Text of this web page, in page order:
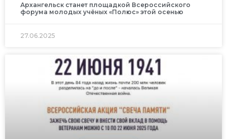
Архангельск станет площадкой Всероссийского
форума молодых учёных «Полюс» этой осенью
27.06.2025